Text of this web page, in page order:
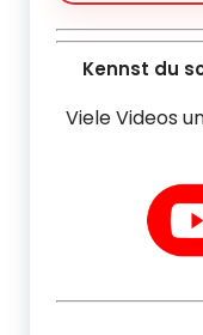
Kennst du
Viele Videos